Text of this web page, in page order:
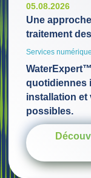
05.08.2026
Une
traitement
Services
quotidiennes
installation et
possibles.